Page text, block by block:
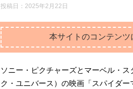
投稿日： 2025年2月22日
本サイトのコンテンツ
ソニー・ピクチャーズとマーベル・
ク・ユニバース）の映画「スパイダ